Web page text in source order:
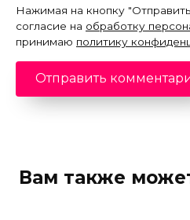
Нажимая на кнопку
согласие на обработку
принимаю политику
Вам также